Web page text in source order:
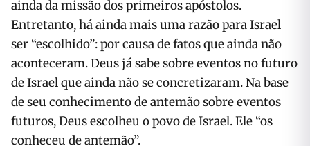
ainda da missão dos primeiros apóstolos.
Entretanto, há ainda mais uma razão para Israel
ser “escolhido”: por causa de fatos que ainda não
aconteceram. Deus já sabe sobre eventos no futuro
de Israel que ainda não se concretizaram. Na base
de seu conhecimento de antemão sobre eventos
futuros, Deus escolheu o povo de Israel. Ele “os
conheceu de antemão”.